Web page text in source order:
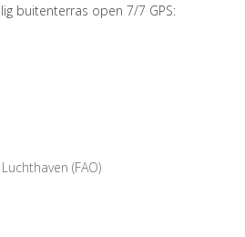
buitenterras open 7/7 GPS:
(FAO)